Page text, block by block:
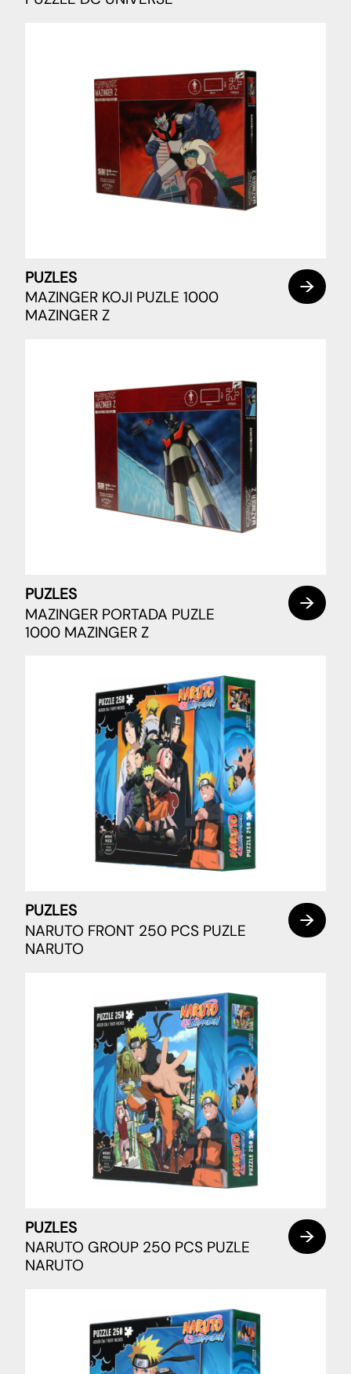
PUZLES
MAZINGER KOJI PUZLE 1000
MAZINGER Z
PUZLES
MAZINGER PORTADA PUZLE
1000 MAZINGER Z
PUZLES
NARUTO FRONT 250 PCS PUZLE
NARUTO
PUZLES
NARUTO GROUP 250 PCS PUZLE
NARUTO